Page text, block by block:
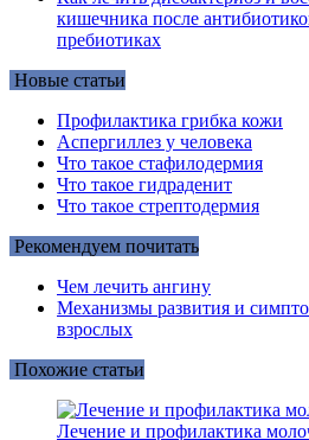
кишечника после
пребиотиках
Новые статьи
Профилактика грибка кожи
Аспергиллез у человека
Что такое стафилодермия
Что такое гидраденит
Что такое стрептодермия
Рекомендуем почитать
Чем лечить ангину
Механизмы развития и
взрослых
Похожие статьи
Лечение и профилактика